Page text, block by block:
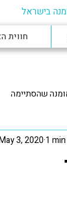
בישראל
חווית
שהסתיימה
הרווחה3, 2020 1